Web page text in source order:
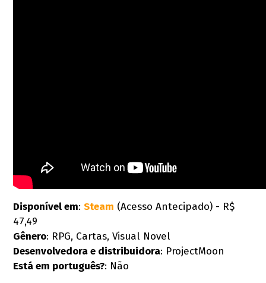
Disponível em:Steam (Acesso Antecipado) - R$
47,49
Gênero: RPG, Cartas, Visual Novel
Desenvolvedora e distribuidora: ProjectMoon
Está em português?: Não